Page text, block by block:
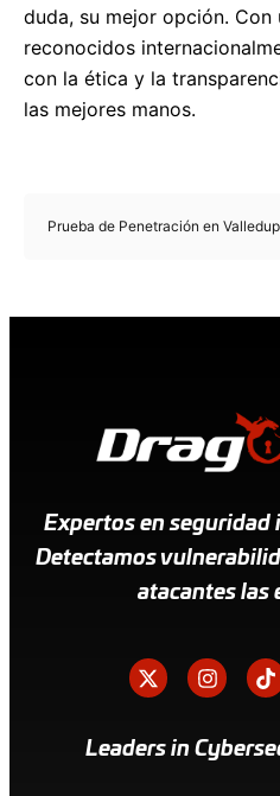
duda, su mejor opción.
reconocidos
con la ética y la
las mejores manos.
Prueba de Penetración en
Expertos en
Detectamos
atacantes las
Leaders in